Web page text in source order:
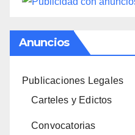
Anuncios
Publicaciones Legales
Carteles y Edictos
Convocatorias